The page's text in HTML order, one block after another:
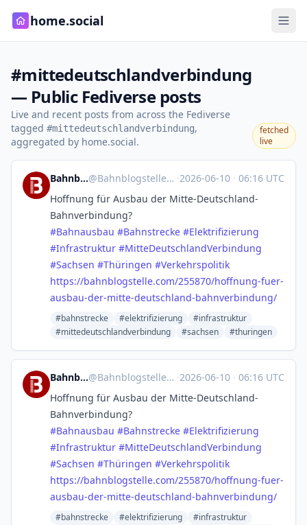
home.social
#mittedeutschlandverbindung
— Public Fediverse posts
Live and recent posts from across the Fediverse
tagged #mittedeutschlandverbindung,
aggregated by home.social.
fetched
live
Bahnblogstelle@Bahnblogstelle@mastodon.social ·2026-06-10 · 06:16 UTC
Hoffnung für Ausbau der Mitte-Deutschland-
Bahnverbindung?
#Bahnausbau #Bahnstrecke #Elektrifizierung
#Infrastruktur #MitteDeutschlandVerbindung
#Sachsen #Thüringen #Verkehrspolitik
https://bahnblogstelle.com/255870/hoffnung-fuer-
ausbau-der-mitte-deutschland-bahnverbindung/
#bahnstrecke #elektrifizierung
#infrastruktur
#mittedeutschlandverbindung
#sachsen #thuringen
Bahnblogstelle@Bahnblogstelle@mastodon.social ·2026-06-10 · 06:16 UTC
Hoffnung für Ausbau der Mitte-Deutschland-
Bahnverbindung?
#Bahnausbau #Bahnstrecke #Elektrifizierung
#Infrastruktur #MitteDeutschlandVerbindung
#Sachsen #Thüringen #Verkehrspolitik
https://bahnblogstelle.com/255870/hoffnung-fuer-
ausbau-der-mitte-deutschland-bahnverbindung/
#bahnstrecke #elektrifizierung
#infrastruktur